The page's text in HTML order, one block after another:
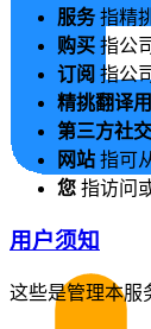
服务指精
购买 指公
订阅 指公
精挑翻译
第三方社
网站 指可
您 指访问
用户须知
这些是管理本服